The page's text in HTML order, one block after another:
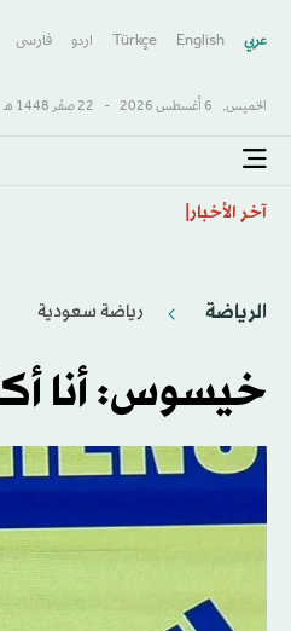
عربي English
Türkçe اردو فارسى
الخميس, 6 أغسطس 2026 - 22 صفَر 1448 هـ
آخر الأخبار
الرياضة رياضة سعودية
خيسوس: أنا